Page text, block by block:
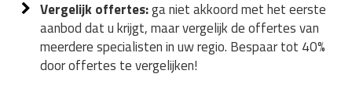
Vergelijk offertes:ga niet akkoord met het eerste
aanbod dat u krijgt, maar vergelijk de offertes van
meerdere specialisten in uw regio. Bespaar tot 40%
door offertes te vergelijken!